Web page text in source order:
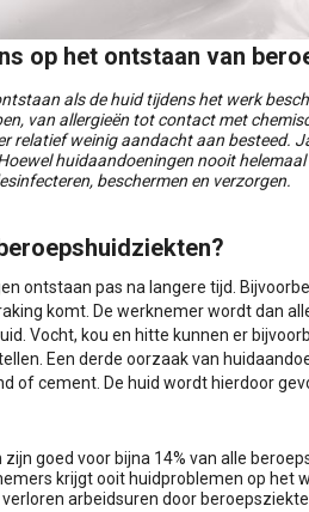
op het ontstaan van
als de huid tijdens het werk
van allergieën tot contact met
relatief weinig aandacht aan besteed.
huidaandoeningen nooit
beschermen en verzorgen.
ontstaan pas na langere tijd.
komt. De werknemer wordt dan
Vocht, kou en hitte kunnen er
Een derde oorzaak van
of cement. De huid wordt hierdoor
zijn goed voor bijna 14% van alle
krijgt ooit huidproblemen op het
verloren arbeidsuren door